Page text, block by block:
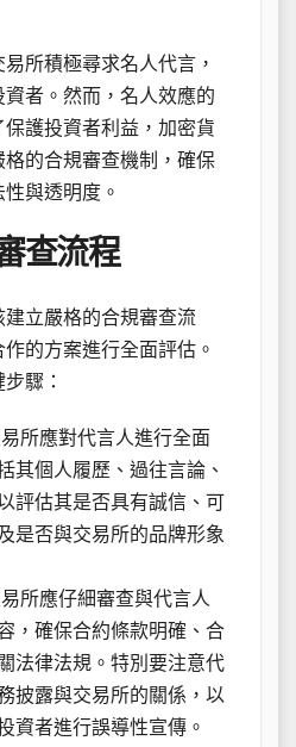
所積極尋求名人代言，
者。然而，名人效應的
護投資者利益，加密貨
的合規審查機制，確保
與透明度。
查流程
立嚴格的合規審查流
的方案進行全面評估。
驟：
所應對代言人進行全面
其個人履歷、過往言論、
評估其是否具有誠信、可
是否與交易所的品牌形象
所應仔細審查與代言人
，確保合約條款明確、合
法律法規。特別要注意代
披露與交易所的關係，以
資者進行誤導性宣傳。